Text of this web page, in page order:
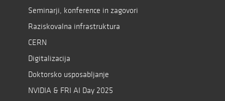
Seminarji, konference in zagovori
Raziskovalna infrastruktura
CERN
Digitalizacija
Doktorsko usposabljanje
NVIDIA & FRI AI Day 2025